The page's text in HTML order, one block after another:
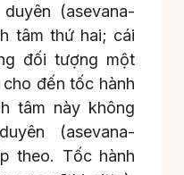
(asevana-
tâm thứ hai; cái
đối tượng một
đến tốc hành
tâm này không
(asevana-
theo. Tốc hành